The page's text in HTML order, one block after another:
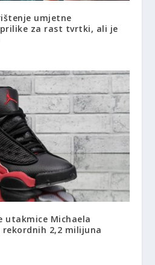
umjetne
za rast tvrtki, ali je
utakmice Michaela
rekordnih 2,2 milijuna